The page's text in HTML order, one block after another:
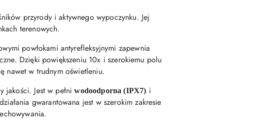
przyrody i aktywnego wypoczynku. Jej
terenowych.
powłokami antyrefleksyjnymi zapewnia
Dzięki powiększeniu 10x i szerokiemu polu
nawet w trudnym oświetleniu.
jakości. Jest w pełniwodoodporna (IPX7) i
gwarantowana jest w szerokim zakresie